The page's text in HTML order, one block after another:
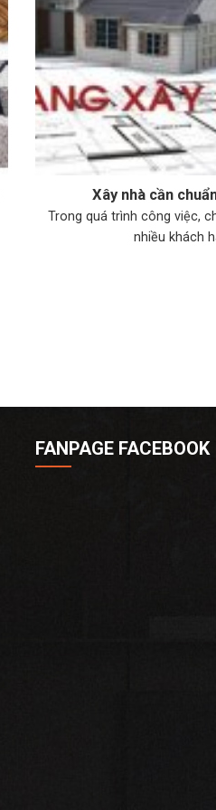
Xây nhà cần
Trong quá trình công việc,
nhiều khách
FANPAGE FACEBOOK